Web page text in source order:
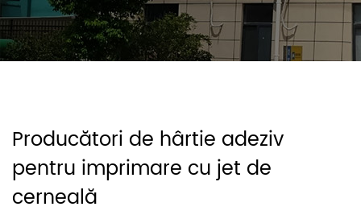
Producători de hârtie adeziv
pentru imprimare cu jet de
cerneală